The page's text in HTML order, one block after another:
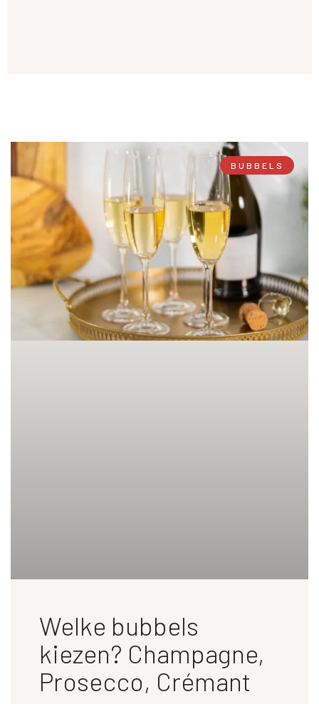
BUBBELS
Welke bubbels
kiezen? Champagne,
Prosecco, Crémant